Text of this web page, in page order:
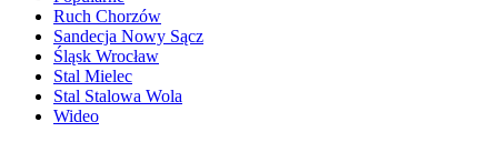
Ruch Chorzów
Sandecja Nowy Sącz
Śląsk Wrocław
Stal Mielec
Stal Stalowa Wola
Wideo